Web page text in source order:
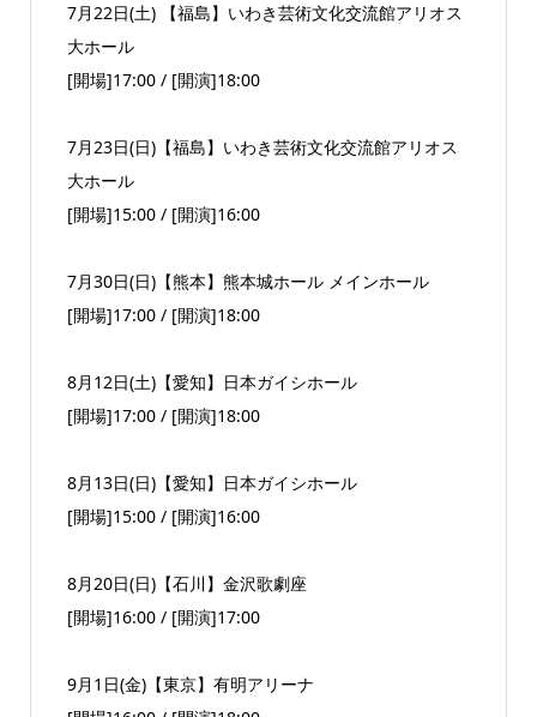
7月22日(土) 【福島】いわき芸術文化交流館アリオス
大ホール
[開場]17:00 / [開演]18:00
7月23日(日)【福島】いわき芸術文化交流館アリオス
大ホール
[開場]15:00 / [開演]16:00
7月30日(日)【熊本】熊本城ホール メインホール
[開場]17:00 / [開演]18:00
8月12日(土)【愛知】日本ガイシホール
[開場]17:00 / [開演]18:00
8月13日(日)【愛知】日本ガイシホール
[開場]15:00 / [開演]16:00
8月20日(日)【石川】金沢歌劇座
[開場]16:00 / [開演]17:00
9月1日(金)【東京】有明アリーナ